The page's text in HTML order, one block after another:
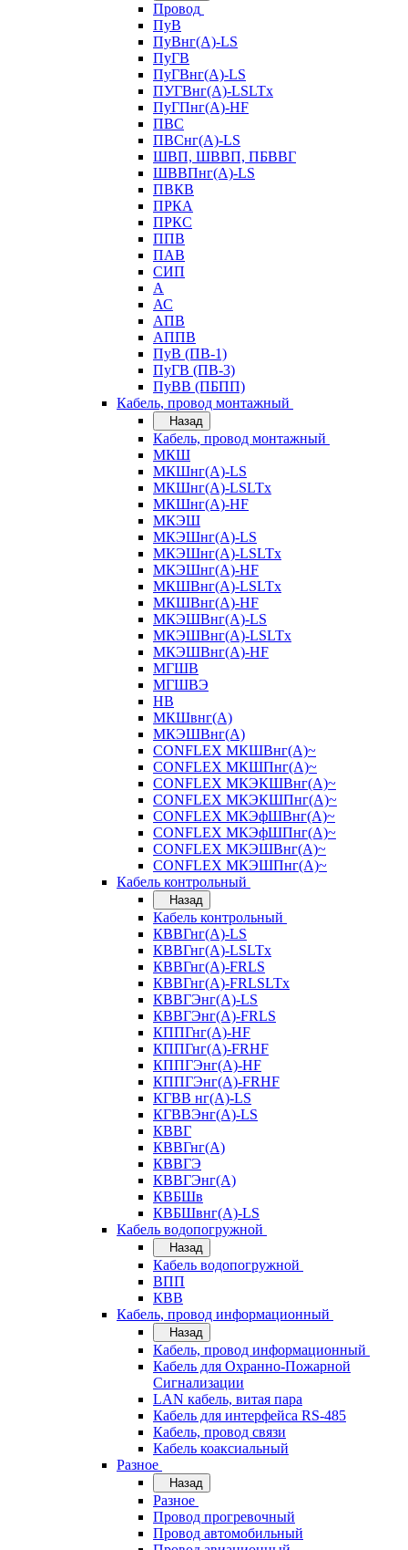
Провод
ПуВ
ПуВнг(А)-LS
ПуГВ
ПуГВнг(А)-LS
ПУГВнг(А)-LSLTx
ПуГПнг(А)-HF
ПВС
ПВСнг(А)-LS
ШВП, ШВВП, ПБВВГ
ШВВПнг(А)-LS
ПВКВ
ПРКА
ПРКС
ППВ
ПАВ
СИП
А
АС
АПВ
АППВ
ПуВ (ПВ-1)
ПуГВ (ПВ-3)
ПуВВ (ПБПП)
Кабель, провод монтажный
Назад
Кабель, провод монтажный
МКШ
МКШнг(А)-LS
МКШнг(А)-LSLTx
МКШнг(А)-HF
МКЭШ
МКЭШнг(А)-LS
МКЭШнг(А)-LSLTx
МКЭШнг(А)-HF
МКШВнг(A)-LSLTx
МКШВнг(А)-HF
МКЭШВнг(А)-LS
МКЭШВнг(A)-LSLTx
МКЭШВнг(А)-HF
МГШВ
МГШВЭ
НВ
МКШвнг(А)
МКЭШВнг(А)
CONFLEX МКШВнг(А)~
CONFLEX МКШПнг(А)~
CONFLEX МКЭКШВнг(А)~
CONFLEX МКЭКШПнг(А)~
CONFLEX МКЭфШВнг(А)~
CONFLEX МКЭфШПнг(А)~
CONFLEX МКЭШВнг(А)~
CONFLEX МКЭШПнг(А)~
Кабель контрольный
Назад
Кабель контрольный
КВВГнг(А)-LS
КВВГнг(А)-LSLTx
КВВГнг(А)-FRLS
КВВГнг(А)-FRLSLTx
КВВГЭнг(А)-LS
КВВГЭнг(А)-FRLS
КППГнг(А)-HF
КППГнг(А)-FRHF
КППГЭнг(А)-HF
КППГЭнг(А)-FRHF
КГВВ нг(А)-LS
КГВВЭнг(А)-LS
КВВГ
КВВГнг(А)
КВВГЭ
КВВГЭнг(А)
КВБШв
КВБШвнг(А)-LS
Кабель водопогружной
Назад
Кабель водопогружной
ВПП
КВВ
Кабель, провод информационный
Назад
Кабель, провод информационный
Кабель для Охранно-Пожарной
Сигнализации
LAN кабель, витая пара
Кабель для интерфейса RS-485
Кабель, провод связи
Кабель коаксиальный
Разное
Назад
Разное
Провод прогревочный
Провод автомобильный